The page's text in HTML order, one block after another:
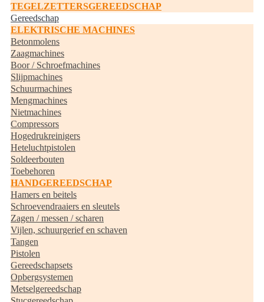
TEGELZETTERSGEREEDSCHAP
Gereedschap
ELEKTRISCHE MACHINES
Betonmolens
Zaagmachines
Boor / Schroefmachines
Slijpmachines
Schuurmachines
Mengmachines
Nietmachines
Compressors
Hogedrukreinigers
Heteluchtpistolen
Soldeerbouten
Toebehoren
HANDGEREEDSCHAP
Hamers en beitels
Schroevendraaiers en sleutels
Zagen / messen / scharen
Vijlen, schuurgerief en schaven
Tangen
Pistolen
Gereedschapsets
Opbergsystemen
Metselgereedschap